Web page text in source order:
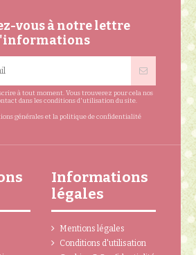
vous à notre lettre
à tout moment. Vous trouverez pour cela nos
dans les conditions d'utilisation du site.
générales et la politique de confidentialité
Informations
légales
Mentions légales
Conditions d'utilisation